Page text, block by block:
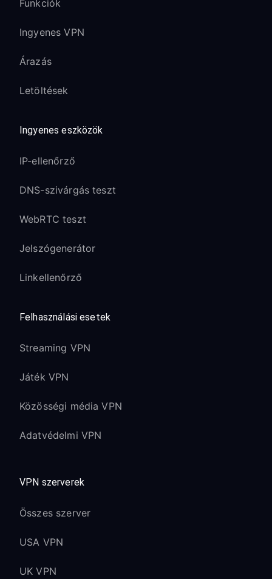
Funkciók
Ingyenes VPN
Árazás
Letöltések
Ingyenes eszközök
IP-ellenőrző
DNS-szivárgás teszt
WebRTC teszt
Jelszógenerátor
Linkellenőrző
Felhasználási esetek
Streaming VPN
Játék VPN
Közösségi média VPN
Adatvédelmi VPN
VPN szerverek
Összes szerver
USA VPN
UK VPN